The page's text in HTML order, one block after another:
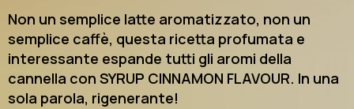
Non un semplice latte aromatizzato, non un
semplice caffè, questa ricetta profumata e
interessante espande tutti gli aromi della
cannella con SYRUP CINNAMON FLAVOUR. In una
sola parola, rigenerante!